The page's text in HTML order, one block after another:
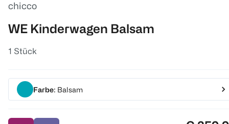
chicco
WE Kinderwagen Balsam
1 Stück
Farbe: Balsam